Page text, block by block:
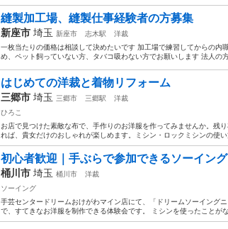
縫製加工場、縫製仕事経験者の方募集
新座市 埼玉 新座市 志木駅
洋裁
一枚当たりの価格は相談して決めたいです 加工場で練習してからの内
め、ペット飼っていない方、タバコ吸わない方でお願いします 法人の
はじめての洋裁と着物リフォーム
三郷市 埼玉 三郷市 三郷駅
洋裁
ひろこ
お店で見つけた素敵な布で、手作りのお洋服を作ってみませんか。残
れば、貴女だけのおしゃれが楽しめます。ミシン・ロックミシンの使
初心者歓迎｜手ぶらで参加できるソーイン
桶川市 埼玉 桶川市
洋裁
ソーイング
手芸センタードリームおけがわマイン店にて、「ドリームソーイング
で、すてきなお洋服を制作できる体験会です。 ミシンを使ったことが